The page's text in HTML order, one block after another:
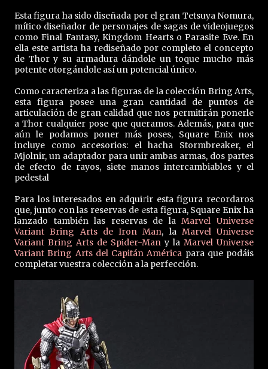
Esta figura ha sido diseñada por el gran Tetsuya Nomura,
mítico diseñador de personajes de sagas de videojuegos
como Final Fantasy, Kingdom Hearts o Parasite Eve. En
ella este artista ha rediseñado por completo el concepto
de Thor y su armadura dándole un toque mucho más
potente otorgándole así un potencial único.
Como caracteriza a las figuras de la colección Bring Arts,
esta figura posee una gran cantidad de puntos de
articulación de gran calidad que nos permitirán ponerle
a Thor cualquier pose que queramos. Además, para que
aún le podamos poner más poses, Square Enix nos
incluye como accesorios: el hacha Stormbreaker, el
Mjolnir, un adaptador para unir ambas armas, dos partes
de efecto de rayos, siete manos intercambiables y el
pedestal
Para los interesados en adquirir esta figura recordaros
que, junto con las reservas de esta figura, Square Enix ha
lanzado también las reservas de laMarvel Universe
Variant Bring Arts de Iron Man, la Marvel Universe
Variant Bring Arts de Spider-Man y la Marvel Universe
Variant Bring Arts del Capitán América para que podáis
completar vuestra colección a la perfección.